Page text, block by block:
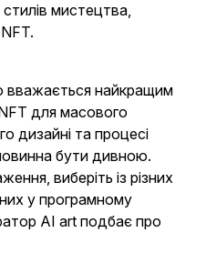
мистецтва,
вважається найкращим
для масового
дизайні та процесі
бути дивною.
виберіть із різних
у програмному
AI art подбає про